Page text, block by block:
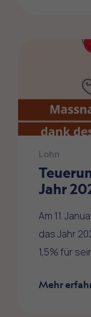
Lohn
Jahr
Am 11.
das Jahr
1,5% für
Mehr